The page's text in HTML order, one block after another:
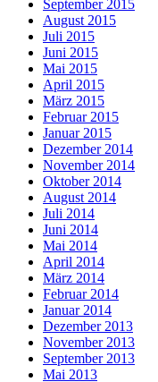
September 2015
August 2015
Juli 2015
Juni 2015
Mai 2015
April 2015
März 2015
Februar 2015
Januar 2015
Dezember 2014
November 2014
Oktober 2014
August 2014
Juli 2014
Juni 2014
Mai 2014
April 2014
März 2014
Februar 2014
Januar 2014
Dezember 2013
November 2013
September 2013
Mai 2013